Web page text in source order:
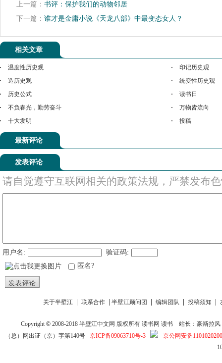
上一篇： 书评：保护我们的动物邻居
下一篇： 谁才是金庸小说《天龙八部》中最变态女人？
相关文章
温度性历史观
印记历史观
造历史观
统变性历史观
历史公式
读书日
不负春光，勤劳奋斗
万物皆流向
十大发明
投稿
最新评论
发表评论
请自觉遵守互联网相关的政策法规，严禁发布
用户名:
验证码:
匿名?
发表评论
关于半壁江 联系合作 半壁江顾问团 编辑团队 投稿须知
Copyright © 2008-2018半壁江中文网 版权所有读书网 读书
站长：豪斯拉风
（总）网出证（京）字第140号 京ICP备09063710号-3
京公网安备